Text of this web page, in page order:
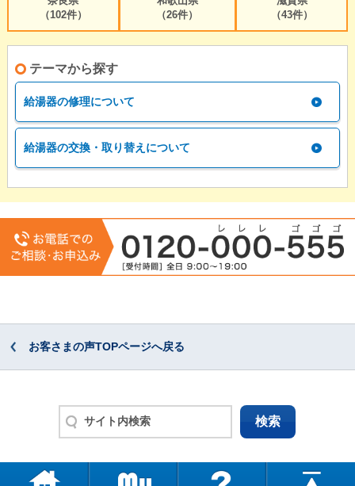
（102件）
（26件）
（43件）
テーマから探す
給湯器の修理について
給湯器の交換・取り替えについて
お客さまの声TOPページへ戻る